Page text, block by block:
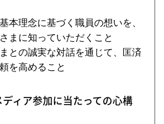
本理念に基づく職員の想いを、
まに知っていただくこと
との誠実な対話を通じて、匡済
を高めること
ィア参加に当たっての心構